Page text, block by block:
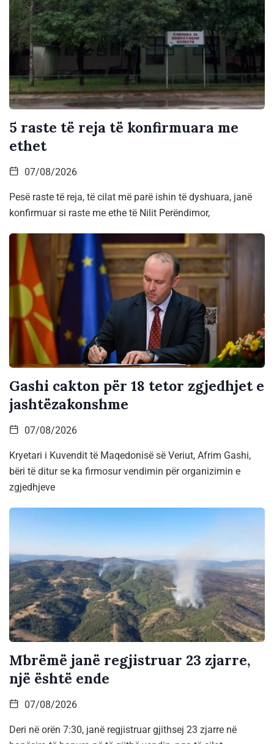
5 raste të reja të konfirmuara me
ethet
07/08/2026
Pesë raste të reja, të cilat më parë ishin të dyshuara, janë
konfirmuar si raste me ethe të Nilit Perëndimor,
Gashi cakton për 18 tetor zgjedhjet e
jashtëzakonshme
07/08/2026
Kryetari i Kuvendit të Maqedonisë së Veriut, Afrim Gashi,
bëri të ditur se ka firmosur vendimin për organizimin e
zgjedhjeve
Mbrëmë janë regjistruar 23 zjarre,
një është ende
07/08/2026
Deri në orën 7:30, janë regjistruar gjithsej 23 zjarre në